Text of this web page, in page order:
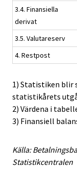
3.4. Finansiella
derivat
3.5. Valutareserv
4. Restpost
1) Statistiken blir
statistikårets
2) Värdena i
3) Finansiell
Källa:
Statistikcentralen